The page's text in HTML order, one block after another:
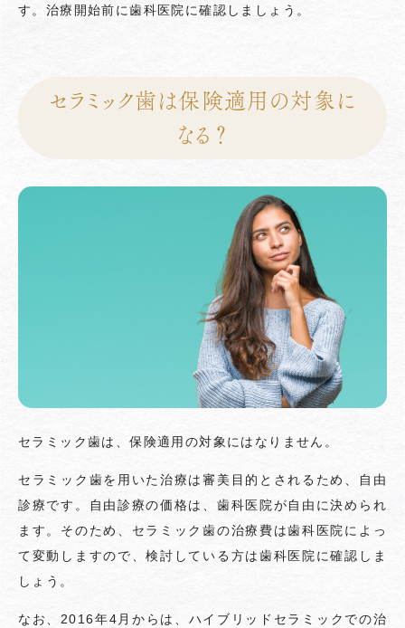
す。治療開始前に歯科医院に確認しましょう。
セラミック歯は保険適用の対象に
なる？
セラミック歯は、保険適用の対象にはなりません。
セラミック歯を用いた治療は審美目的とされるため、自由
診療です。自由診療の価格は、歯科医院が自由に決められ
ます。そのため、セラミック歯の治療費は歯科医院によっ
て変動しますので、検討している方は歯科医院に確認しま
しょう。
なお、2016年4月からは、ハイブリッドセラミックでの治